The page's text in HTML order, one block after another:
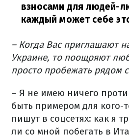
взносами для людей-
каждый может себе
– Когда Вас приглашают
Украине, то поощряют
просто пробежать рядом
– Я не имею ничего
быть примером для кого-
пишут в соцсетях: как я
ли со мной побегать в